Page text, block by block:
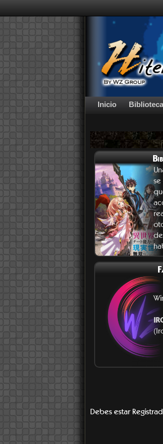
Inicio Biblioteca
Debes estar